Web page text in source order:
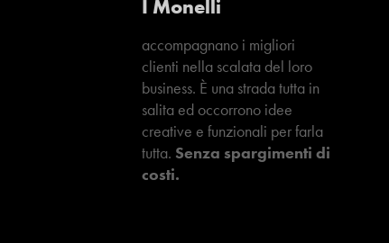
I Monelli
accompagnano i migliori
clienti nella scalata del loro
business. È una strada tutta in
salita ed occorrono idee
creative e funzionali per farla
tutta. Senza spargimenti di
costi.